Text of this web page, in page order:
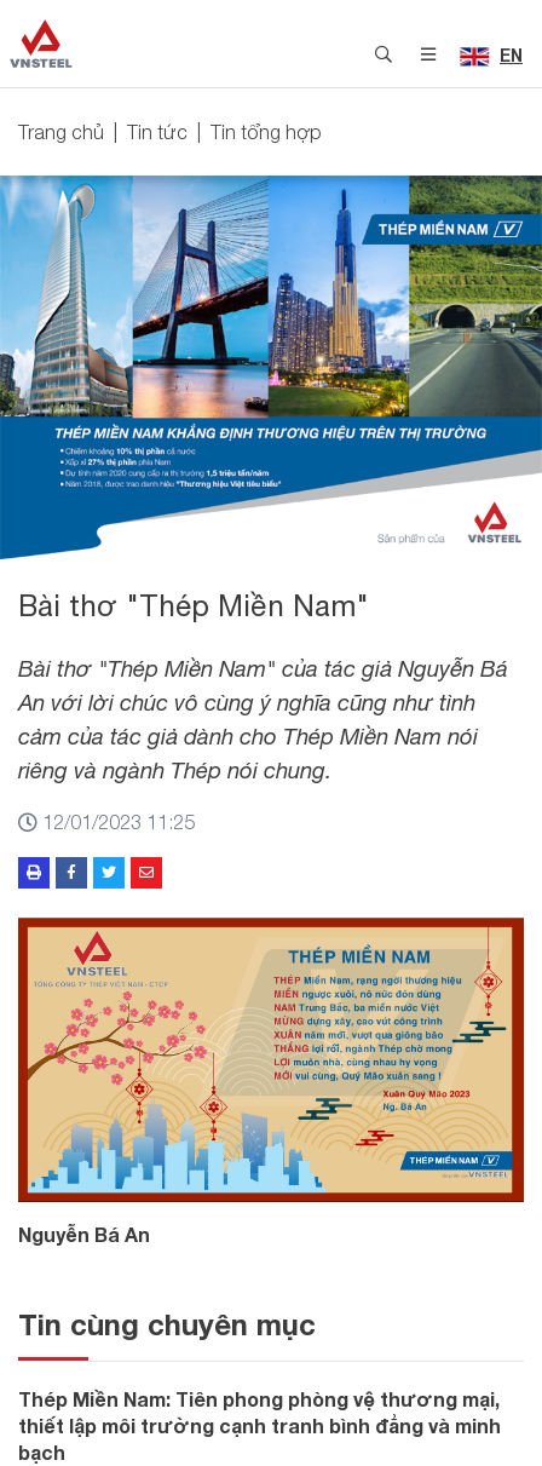
EN
Trang chủ Tin tức Tin tổng hợp
Bài thơ "Thép Miền Nam"
Bài thơ "Thép Miền Nam" của tác giả Nguyễn Bá
An với lời chúc vô cùng ý nghĩa cũng như tình
cảm của tác giả dành cho Thép Miền Nam nói
riêng và ngành Thép nói chung.
12/01/2023 11:25
Nguyễn Bá An
Tin cùng chuyên mục
Thép Miền Nam: Tiên phong phòng vệ thương mại,
thiết lập môi trường cạnh tranh bình đẳng và minh
bạch